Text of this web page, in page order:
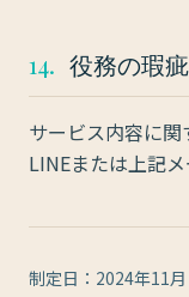
14. 役務の瑕
サービス内容に
LINEまたは上記
制定日：2024年11月